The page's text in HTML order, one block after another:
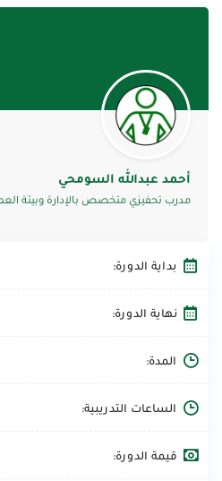
أحمد عبدالله السومحي
مدرب تحفيزي متخصص بالإدارة وبيئة
بداية الدورة:
نهاية الدورة:
المدة:
الساعات التدريبية:
قيمة الدورة: